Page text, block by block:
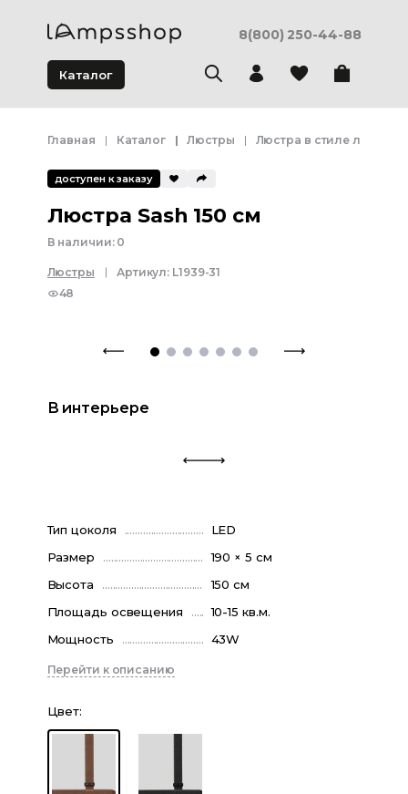
8(800) 250-44-88
Каталог
Главная Каталог Люстры Люстра в стиле лофт
доступен к заказу
Люстра Sash 150 см
В наличии: 0
Люстры Артикул: L1939-31
48
В интерьере
Тип цоколя
LED
Размер
190 × 5 см
Высота
150 см
Площадь освещения
10-15 кв.м.
Мощность
43W
Перейти к описанию
Цвет: